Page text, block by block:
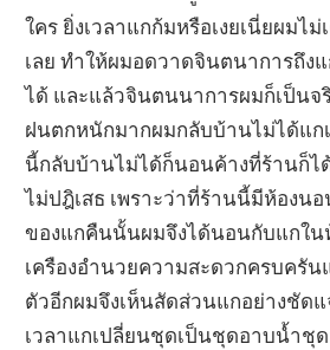
ใคร ยิ่งเวลาแกก้มหรือเงยเนี่ยผมไ
เลย ทำให้ผมอดวาดจินตนาการถึง
ได้ และแล้วจินตนนาการผมก็เป็นจ
ฝนตกหนักมากผมกลับบ้านไม่ได้แก
นี้กลับบ้านไม่ได้ก็นอนค้างที่ร้านก็ไ
ไม่ปฎิเสธ เพราะว่าที่ร้านนี้มีห้องน
ของแกคืนนั้นผมจึงได้นอนกับแกใน
เครืองอำนวยความสะดวกครบครั
ตัวอีกผมจึงเห็นสัดส่วนแกอย่างชัดแ
เวลาแกเปลี่ยนชุดเป็นชุดอาบน้ำชุ